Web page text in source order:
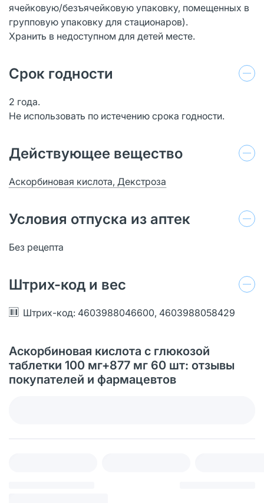
ячейковую/безъячейковую упаковку, помещенных в
групповую упаковку для стационаров).
Хранить в недоступном для детей месте.
Срок годности
2 года.
Не использовать по истечению срока годности.
Действующее вещество
Аскорбиновая кислота, Декстроза
Условия отпуска из аптек
Без рецепта
Штрих-код и вес
Штрих-код: 4603988046600, 4603988058429
Аскорбиновая кислота с глюкозой
таблетки 100 мг+877 мг 60 шт: отзывы
покупателей и фармацевтов